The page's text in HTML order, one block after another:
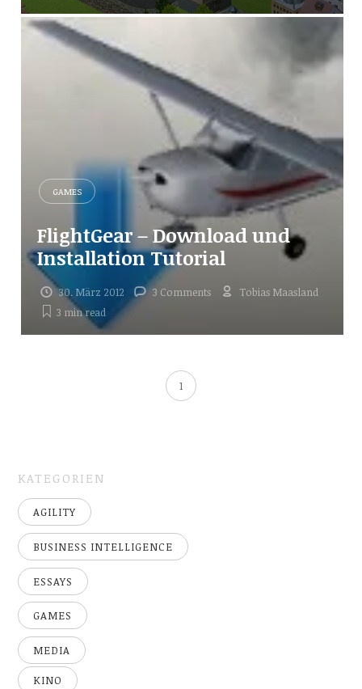
GAMES
FlightGear – Download und
Installation Tutorial
30. März 2012 3 Comments
Tobias Maasland
3 minread
1
KATEGORIEN
AGILITY
BUSINESS INTELLIGENCE
ESSAYS
GAMES
MEDIA
KINO